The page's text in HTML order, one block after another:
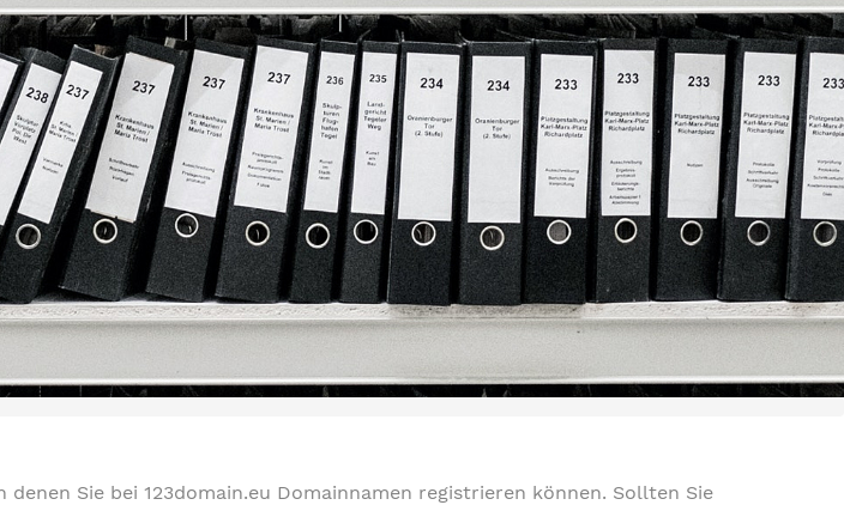
Sie bei 123domain.eu Domainnamen registrieren können. Sollten Sie